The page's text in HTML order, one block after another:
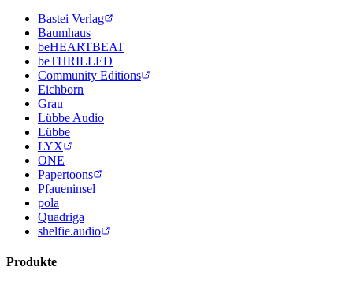
Bastei Verlag
Baumhaus
beHEARTBEAT
beTHRILLED
Community Editions
Eichborn
Grau
Lübbe Audio
Lübbe
LYX
ONE
Papertoons
Pfaueninsel
pola
Quadriga
shelfie.audio
Produkte